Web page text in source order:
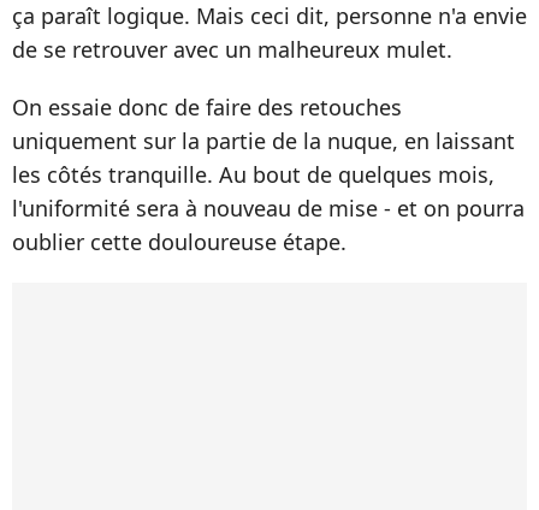
ça paraît logique. Mais ceci dit, personne n'a envie
de se retrouver avec un malheureux mulet.
On essaie donc de faire des retouches
uniquement sur la partie de la nuque, en laissant
les côtés tranquille. Au bout de quelques mois,
l'uniformité sera à nouveau de mise - et on pourra
oublier cette douloureuse étape.